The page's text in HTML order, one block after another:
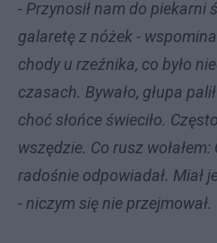
- Przynosił nam do piekarni
galaretę z nóżek -
chody u rzeźnika, co było
czasach. Bywało, głupa
choć słońce świeciło.
wszędzie. Co rusz
radośnie odpowiadał. Miał
- niczym się nie przejmował.